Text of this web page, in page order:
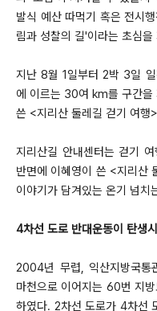
발식 예산 따먹기 혹은 전시
림과 성찰의 길'이라는 초심
지난 8월 1일부터 2박 3일
에 이르는 30여 km를 구간을
쓴 <지리산 둘레길 걷기 여행
지리산길 안내센터는 걷기
반면에 이혜영이 쓴 <지리산
이야기가 담겨있는 온기 넘치
4차선 도로 반대운동이 탄생
2004년 무렵, 익산지방국통
마천으로 이어지는 60번 지
하였다. 2차선 도로가 4차선